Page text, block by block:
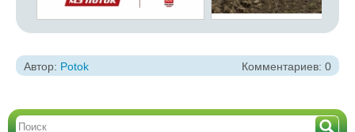
Автор: Potok Комментариев: 0